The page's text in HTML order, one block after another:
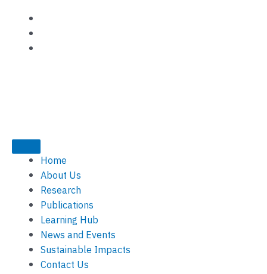
content
Home
About Us
Research
Publications
Learning Hub
News and Events
Sustainable Impacts
Contact Us